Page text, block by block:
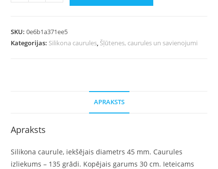
SKU:0e6b1a371ee5
Kategorijas: Silikona caurules, Šļūtenes, caurules un savienojumi
APRAKSTS
Apraksts
Silikona caurule, iekšējais diametrs 45 mm. Caurules
izliekums – 135 grādi. Kopējais garums 30 cm. Ieteicams